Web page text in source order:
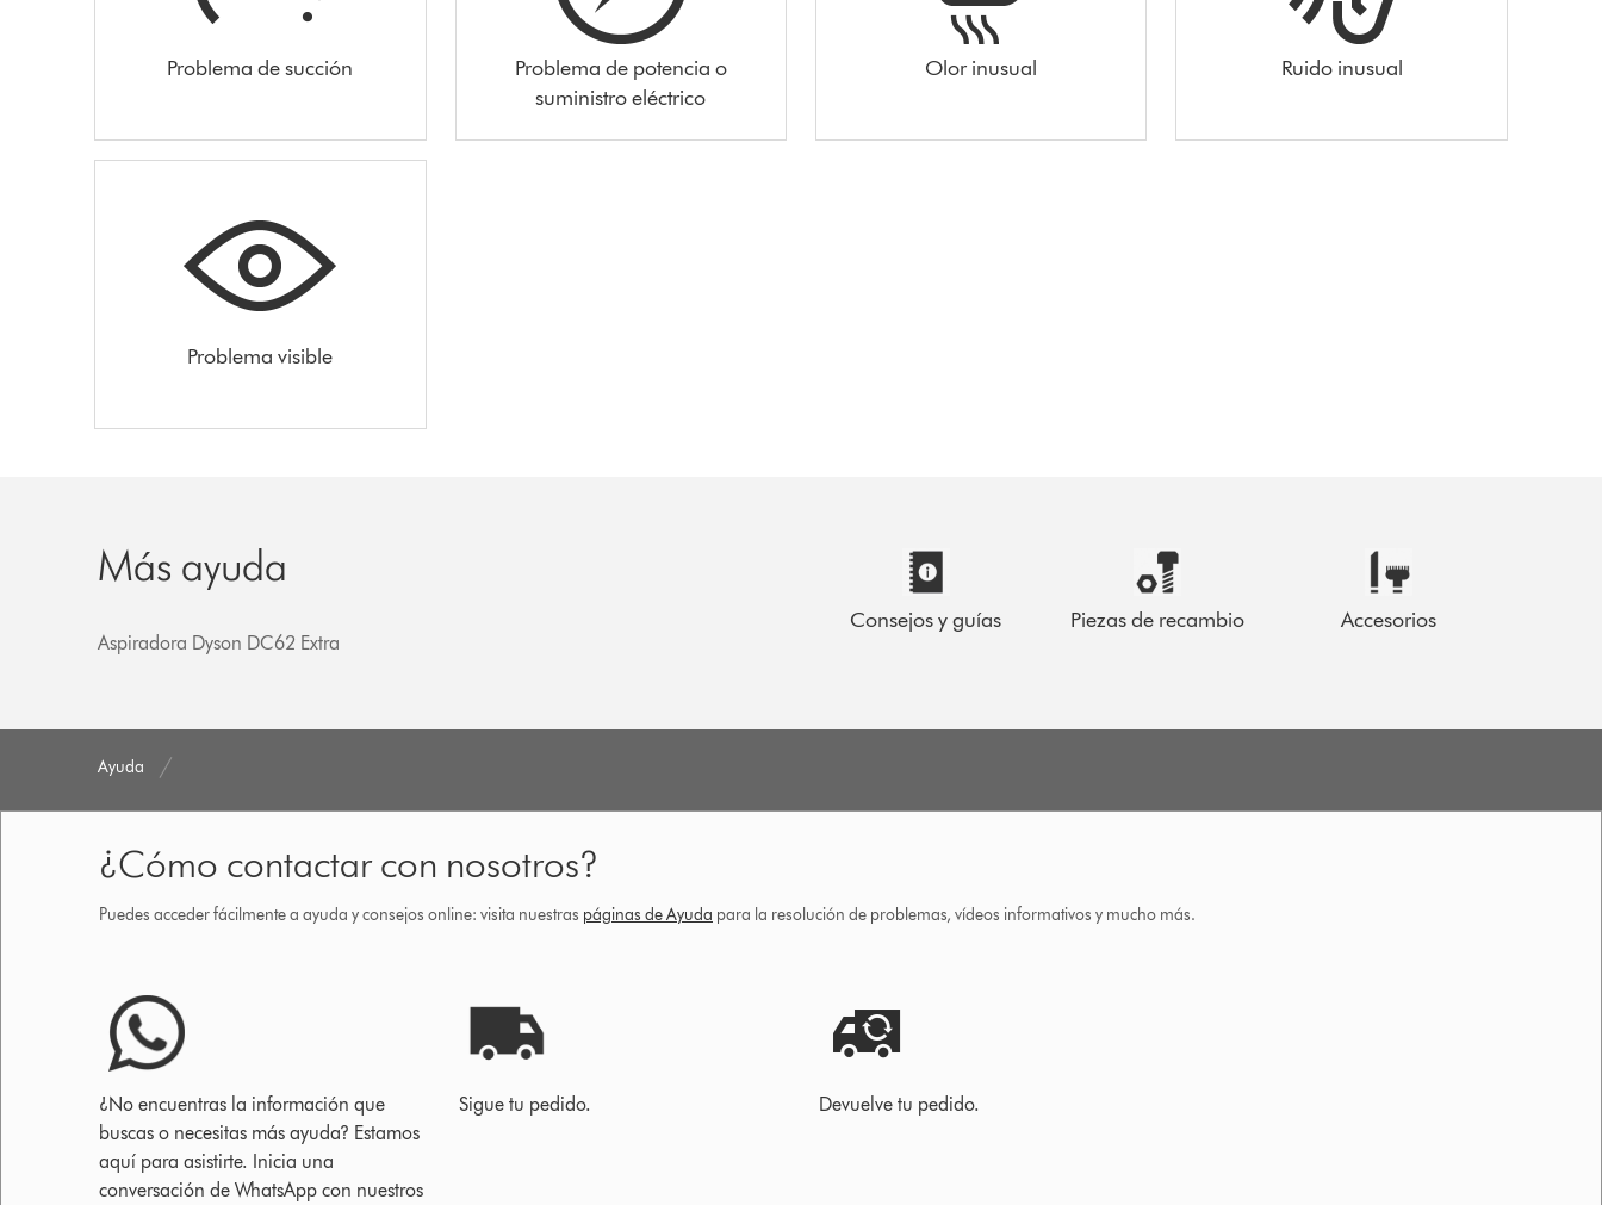
Problema de succión
Problema de potencia o
suministro eléctrico
Olor inusual Ruido inusual
Problema visible
Más ayuda
Aspiradora Dyson DC62 Extra
Consejos y guías Piezas de recambio Accesorios
Ayuda
¿Cómo contactar con nosotros?
Puedes acceder fácilmente a ayuda y consejos online: visita nuestras páginas de Ayuda para la resolución de problemas, vídeos informativos y mucho más.
¿No encuentras la información que
buscas o necesitas más ayuda? Estamos
aquí para asistirte. Inicia una
conversación de WhatsApp con nuestros
Sigue tu pedido. Devuelve tu pedido.